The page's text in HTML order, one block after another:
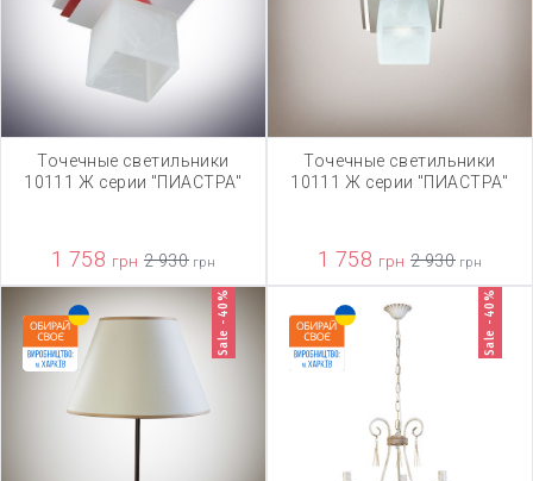
Точечные светильники
10111 Ж серии "ПИАСТРА"
1 758 грн 2 930 грн
Точечные светильники
10111 Ж серии "ПИАСТРА"
1 758 грн 2 930 грн
Sale -40% Sale -40%